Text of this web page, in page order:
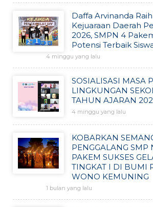
Daffa Arvinanda
Kejuaraan Daerah
2026, SMPN 4
Potensi Terbaik
4 minggu yang lalu
SOSIALISASI MASA
LINGKUNGAN
TAHUN AJARAN
4 minggu yang lalu
KOBARKAN
PENGGALANG SMP
PAKEM SUKSES
TINGKAT I DI BUMI
WONO KEMUNING
1 bulan yang lalu